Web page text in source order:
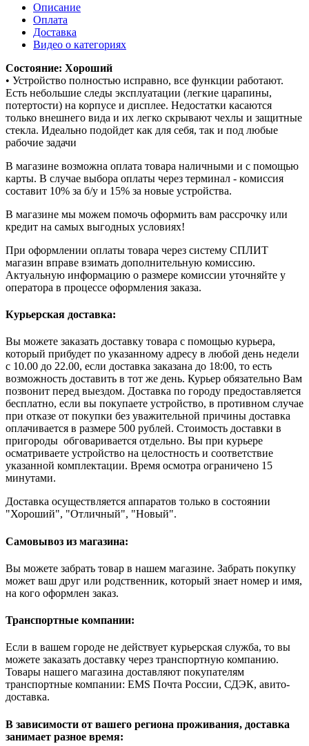
Описание
Оплата
Доставка
Видео о категориях
Состояние: Хороший
• Устройство полностью исправно, все функции работают.
Есть небольшие следы эксплуатации (легкие царапины,
потертости) на корпусе и дисплее. Недостатки касаются
только внешнего вида и их легко скрывают чехлы и защитные
стекла. Идеально подойдет как для себя, так и под любые
рабочие задачи
В магазине возможна оплата товара наличными и с помощью
карты. В случае выбора оплаты через терминал - комиссия
составит 10% за б/у и 15% за новые устройства.
В магазине мы можем помочь оформить вам рассрочку или
кредит на самых выгодных условиях!
При оформлении оплаты товара через систему СПЛИТ
магазин вправе взимать дополнительную комиссию.
Актуальную информацию о размере комиссии уточняйте у
оператора в процессе оформления заказа.
Курьерская доставка:
Вы можете заказать доставку товара с помощью курьера,
который прибудет по указанному адресу в любой день недели
с 10.00 до 22.00, если доставка заказана до 18:00, то есть
возможность доставить в тот же день. Курьер обязательно Вам
позвонит перед выездом. Доставка по городу предоставляется
бесплатно, если вы покупаете устройство, в противном случае
при отказе от покупки без уважительной причины доставка
оплачивается в размере 500 рублей. Стоимость доставки в
пригороды обговаривается отдельно. Вы при курьере
осматриваете устройство на целостность и соответствие
указанной комплектации. Время осмотра ограничено 15
минутами.
Доставка осуществляется аппаратов только в состоянии
"Хороший", "Отличный", "Новый".
Самовывоз из магазина:
Вы можете забрать товар в нашем магазине. Забрать покупку
может ваш друг или родственник, который знает номер и имя,
на кого оформлен заказ.
Транспортные компании:
Если в вашем городе не действует курьерская служба, то вы
можете заказать доставку через транспортную компанию.
Товары нашего магазина доставляют покупателям
транспортные компании: EMS Почта России, СДЭК, авито-
доставка.
В зависимости от вашего региона проживания, доставка
занимает разное время: